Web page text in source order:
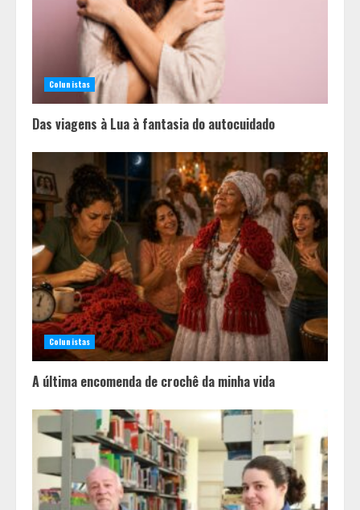
Colunistas
Das viagens à Lua à fantasia do autocuidado
Colunistas
A última encomenda de crochê da minha vida